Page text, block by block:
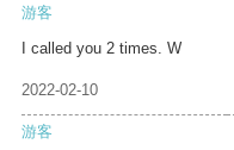
游客
I called you 2 times. W
2022-02-10
游客